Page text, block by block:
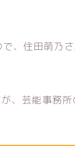
、住田萌乃
、芸能事務